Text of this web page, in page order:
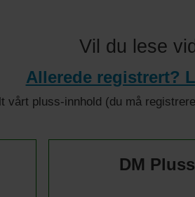
Vil du lese
Allerede registrert?
vårt pluss-innhold (du må
DM Pluss